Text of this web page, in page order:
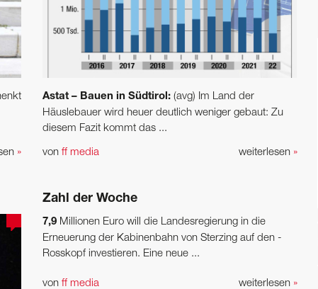
»
Astat – Bauen in Südtirol: (avg) Im Land der
Häuslebauer wird heuer deutlich weniger gebaut: Zu
diesem Fazit kommt das ...
weiterlesen »
von ff media
Zahl der Woche
7,9 Millionen Euro will die Landesregierung in die
Erneuerung der Kabinenbahn von Sterzing auf den ­
Rosskopf investieren. Eine neue ...
weiterlesen »
von ff media